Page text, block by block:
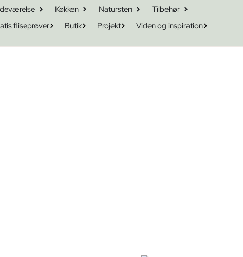
Køkken Natursten
Tilbehør
fliseprøver Butik Projekt Viden og inspiration